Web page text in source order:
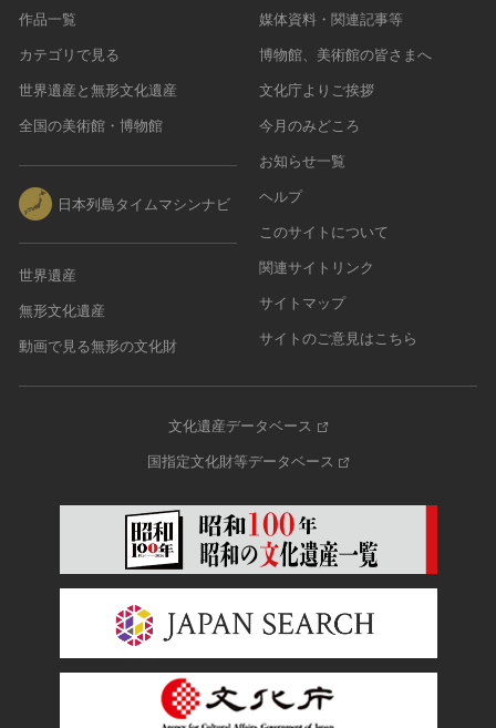
作品一覧
カテゴリで見る
世界遺産と無形文化遺産
全国の美術館・博物館
日本列島タイムマシンナビ
世界遺産
無形文化遺産
動画で見る無形の文化財
媒体資料・関連記事等
博物館、美術館の皆さまへ
文化庁よりご挨拶
今月のみどころ
お知らせ一覧
ヘルプ
このサイトについて
関連サイトリンク
サイトマップ
サイトのご意見はこちら
文化遺産データベース
国指定文化財等データベース